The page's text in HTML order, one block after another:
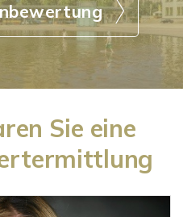
Sie eine